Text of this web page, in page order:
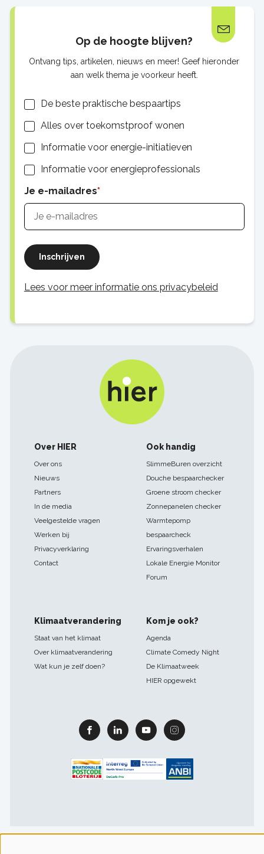
Op de hoogte blijven?
Ontvang tips, artikelen, nieuws en meer! Geef hieronder
aan welk thema je voorkeur heeft.
LijstenDe beste praktische bespaartips
Alles over toekomstproof wonen
Informatie voor energie-initiatieven
Informatie voor energieprofessionals
Je e-mailadres
Inschrijven
Lees voor meer informatie ons privacybeleid
Footer
navigatie
Over HIER
Over ons
Nieuws
Partners
In de media
Veelgestelde vragen
Werken bij
Privacyverklaring
Contact
Ook handig
SlimmeBuren overzicht
Douche bespaarchecker
Groene stroom checker
Zonnepanelen checker
Warmtepomp
bespaarcheck
Ervaringsverhalen
Lokale Energie Monitor
Forum
Klimaatverandering
Staat van het klimaat
Over klimaatverandering
Wat kun je zelf doen?
Kom je ook?
Agenda
Climate Comedy Night
De Klimaatweek
HIER opgewekt
Facebook Linkedin Youtube Instagram